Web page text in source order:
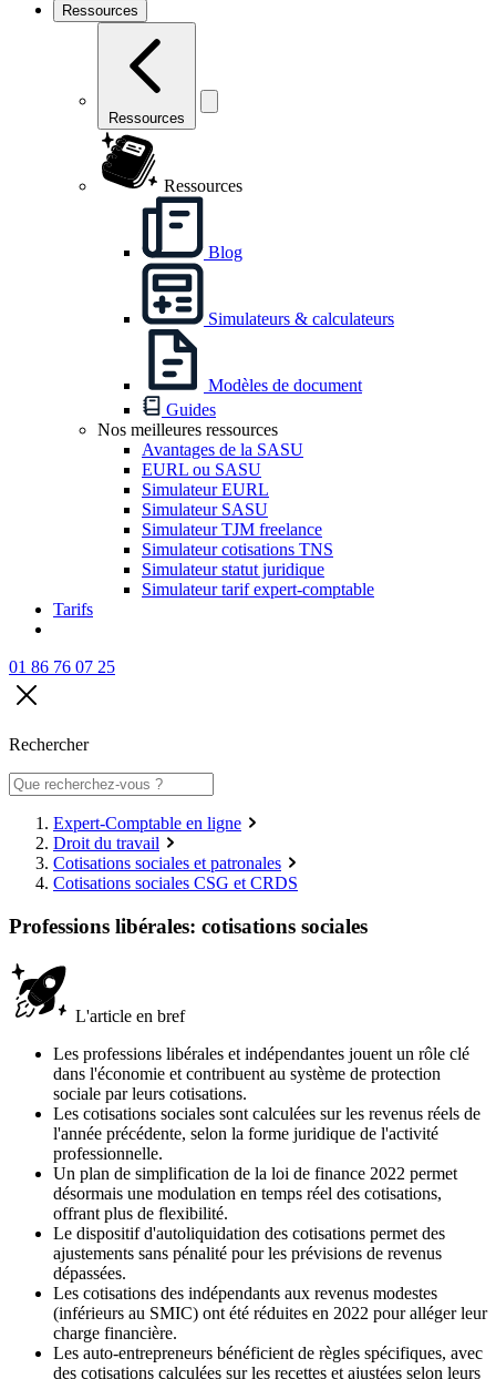
Ressources
Ressources
Ressources
Blog
Simulateurs & calculateurs
Modèles de document
Guides
Nos meilleures ressources
Avantages de la SASU
EURL ou SASU
Simulateur EURL
Simulateur SASU
Simulateur TJM freelance
Simulateur cotisations TNS
Simulateur statut juridique
Simulateur tarif expert-comptable
Tarifs
01 86 76 07 25
Rechercher
Expert-Comptable en ligne
Droit du travail
Cotisations sociales et patronales
Cotisations sociales CSG et CRDS
Professions libérales: cotisations sociales
L'article en bref
Les professions libérales et indépendantes jouent un rôle clé
dans l'économie et contribuent au système de protection
sociale par leurs cotisations.
Les cotisations sociales sont calculées sur les revenus réels de
l'année précédente, selon la forme juridique de l'activité
professionnelle.
Un plan de simplification de la loi de finance 2022 permet
désormais une modulation en temps réel des cotisations,
offrant plus de flexibilité.
Le dispositif d'autoliquidation des cotisations permet des
ajustements sans pénalité pour les prévisions de revenus
dépassées.
Les cotisations des indépendants aux revenus modestes
(inférieurs au SMIC) ont été réduites en 2022 pour alléger leur
charge financière.
Les auto-entrepreneurs bénéficient de règles spécifiques, avec
des cotisations calculées sur les recettes et ajustées selon leurs